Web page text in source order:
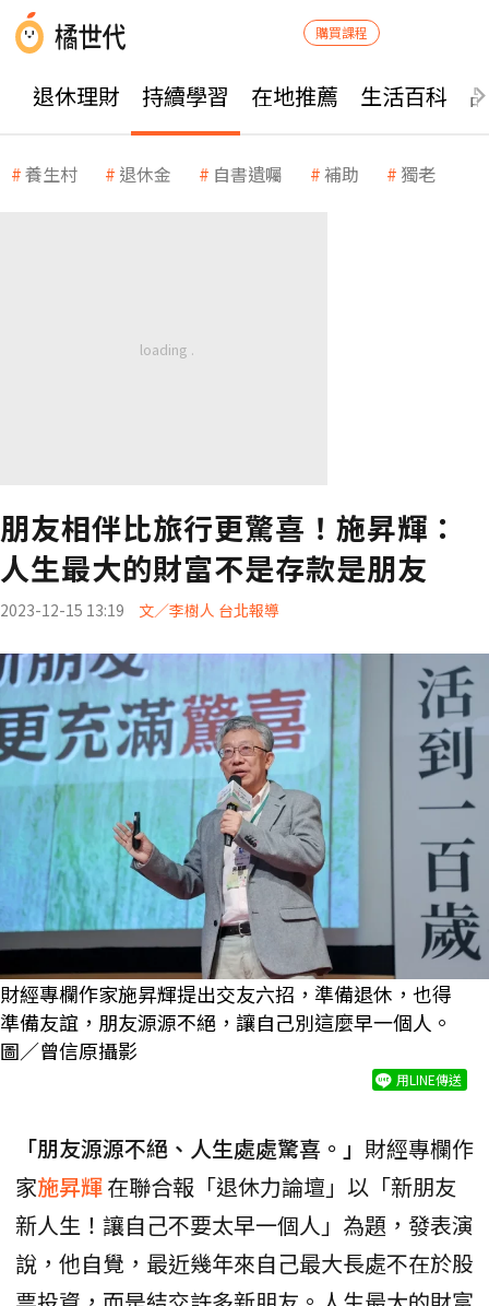
購買課程
退休理財 持續學習 在地推薦 生活百科
養生村 退休金 自書遺囑 補助 獨老
朋友相伴比旅行更驚喜！施昇輝：
人生最大的財富不是存款是朋友
2023-12-15 13:19 文／李樹人 台北報導
財經專欄作家施昇輝提出交友六招，準備退休，也得
準備友誼，朋友源源不絕，讓自己別這麼早一個人。
圖／曾信原攝影
用LINE傳送
「朋友源源不絕、人生處處驚喜。」 財經專欄作
家施昇輝在聯合報「退休力論壇」以「新朋友
新人生！讓自己不要太早一個人」為題，發表演
說，他自覺，最近幾年來自己最大長處不在於股